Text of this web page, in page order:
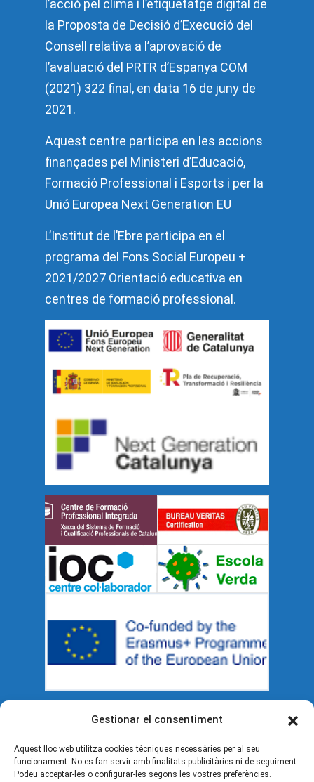
Gestionar el consentiment
Aquest lloc web utilitza cookies tècniques necessàries per al seu
funcionament. No es fan servir amb finalitats publicitàries ni de seguiment.
Podeu acceptar-les o configurar-les segons les vostres preferències.
l’acció pel clima i l’etiquetatge digital de
la Proposta de Decisió d’Execució del
Consell relativa a l’aprovació de
l’avaluació del PRTR d’Espanya COM
(2021) 322 final, en data 16 de juny de
2021.
Aquest centre participa en les accions
finançades pel Ministeri d’Educació,
Formació Professional i Esports i per la
Unió Europea Next Generation EU
L’Institut de l’Ebre participa en el
programa del Fons Social Europeu +
2021/2027 Orientació educativa en
centres de formació professional.
Política de cookies (UE)